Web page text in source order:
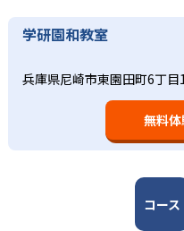
03
週2回の教室学習と毎
学研教室では、週2回の教
習）の相乗効果を活かす
回の教室学習において指
ら学習指導と学習管理を
に自宅学習用の教材も提
を図っている。進度が早
長時間の勉
学研教室では、小学生に
50分程度と設定している
して学習できる時間が通
れていることに由来する
ても学習の効果は上がら
時間学習よりくり返し学
学研教室が持つ最大のメ
ウを結集して制作した学
教材は、学習指導要領の
の勉強がよくわかるとい
固めから先取り学習まで
すると共に、幼児・小学
も対応。中学校英語の準
学研園和教室
兵庫県尼崎市東園田町6丁目
無料
コース